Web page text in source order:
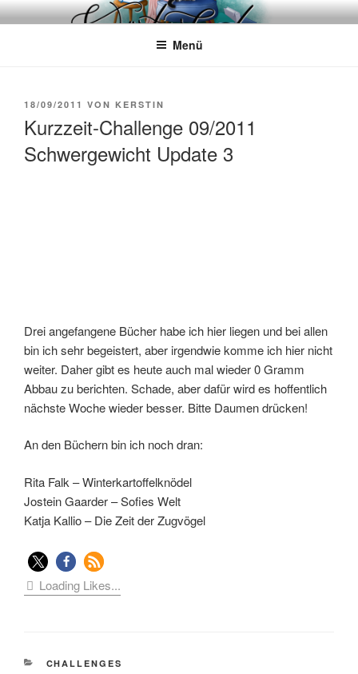
Zum
InhaltWÖRTERKATZE
Von Büchern erzählen
Menü
VERÖFFENTLICHT
18/09/2011 VON KERSTIN
Kurzzeit-Challenge 09/2011
Schwergewicht Update 3
Drei angefangene Bücher habe ich hier liegen und bei allen
bin ich sehr begeistert, aber irgendwie komme ich hier nicht
weiter. Daher gibt es heute auch mal wieder 0 Gramm
Abbau zu berichten. Schade, aber dafür wird es hoffentlich
nächste Woche wieder besser. Bitte Daumen drücken!
An den Büchern bin ich noch dran:
Rita Falk – Winterkartoffelknödel
Jostein Gaarder – Sofies Welt
Katja Kallio – Die Zeit der Zugvögel
Loading Likes...
KATEGORIEN
CHALLENGES